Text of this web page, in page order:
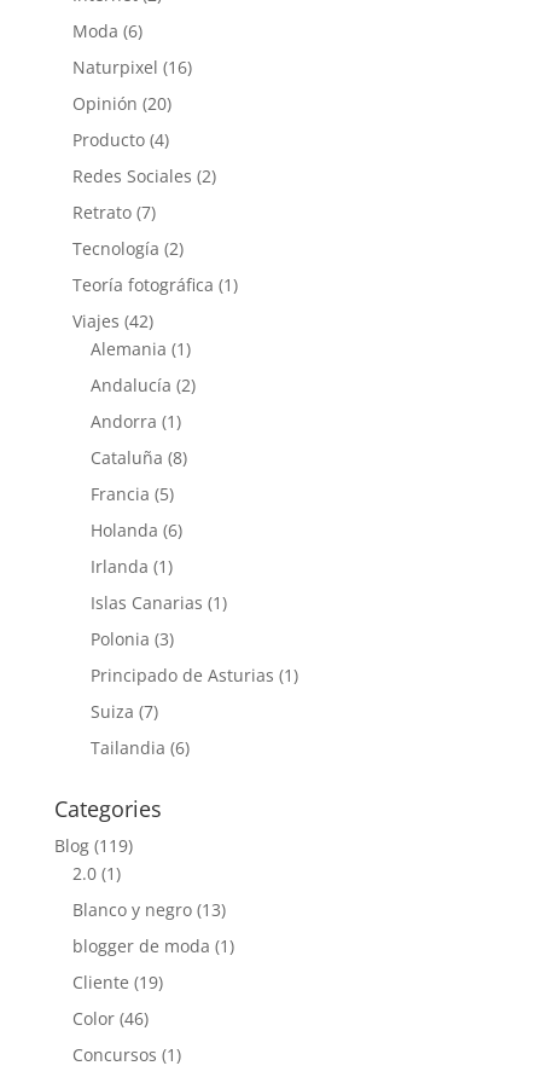
Moda (6)
Naturpixel (16)
Opinión (20)
Producto(4)
Redes Sociales (2)
Retrato(7)
Tecnología (2)
Teoría fotográfica (1)
Viajes (42)
Alemania (1)
Andalucía (2)
Andorra (1)
Cataluña (8)
Francia (5)
Holanda (6)
Irlanda (1)
Islas Canarias (1)
Polonia (3)
Principado de Asturias (1)
Suiza (7)
Tailandia (6)
Categories
Blog(119)
2.0(1)
Blanco y negro(13)
blogger de moda (1)
Cliente (19)
Color(46)
Concursos (1)